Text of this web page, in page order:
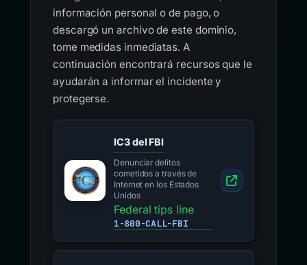
información personal o de pago, o
descargó un archivo de este dominio,
tome medidas inmediatas. A
continuación encontrará recursos que le
ayudarán a informar el incidente y
protegerse.
IC3 del FBI
Denunciar delitos
cometidos a través de
Internet en los Estados
Unidos
Federal tips line
1-800-CALL-FBI